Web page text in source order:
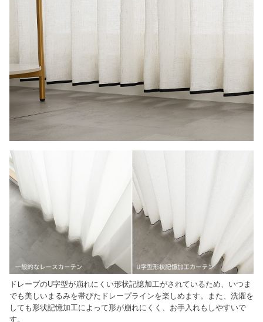
ドレープのU字型が崩れにくい形状記憶加工がされているため、いつま
でも美しいまるみを帯びたドレープラインを楽しめます。また、洗濯を
しても形状記憶加工によって形が崩れにくく、お手入れもしやすいで
す。